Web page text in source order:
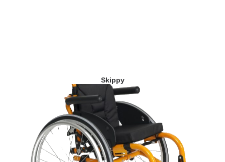
Skippy